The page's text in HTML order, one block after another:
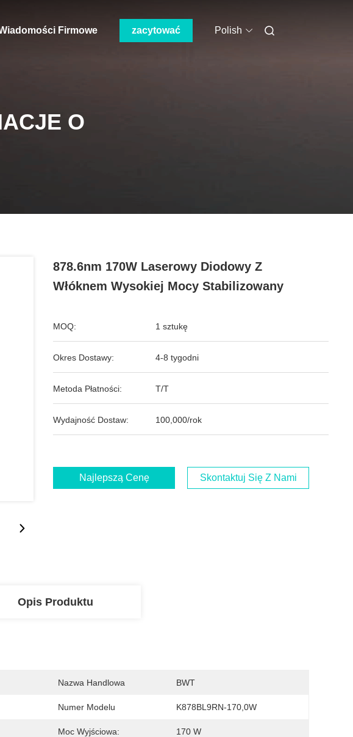
Firmowe zacytować Polish
O
878.6nm 170W Laserowy Diodowy Z
Włóknem Wysokiej Mocy Stabilizowany
MOQ: 1 sztukę
Okres Dostawy: 4-8 tygodni
Metoda Płatności: T/T
Wydajność Dostaw: 100,000/rok
Najlepszą Cenę Skontaktuj Się Z Nami
Opis Produktu
Nazwa Handlowa BWT
Numer Modelu K878BL9RN-170,0W
Moc Wyjściowa: 170 W